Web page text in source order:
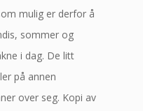
mulig er derfor å
sommer og
i dag. De litt
på annen
over seg. Kopi av